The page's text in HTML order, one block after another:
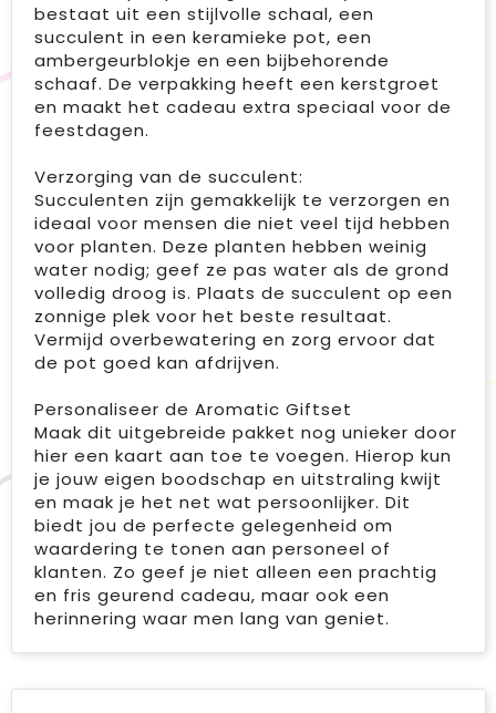
bestaat uit een stijlvolle schaal, een
succulent in een keramieke pot, een
ambergeurblokje en een bijbehorende
schaaf. De verpakking heeft een kerstgroet
en maakt het cadeau extra speciaal voor de
feestdagen.
Verzorging van de succulent:
Succulenten zijn gemakkelijk te verzorgen en
ideaal voor mensen die niet veel tijd hebben
voor planten. Deze planten hebben weinig
water nodig; geef ze pas water als de grond
volledig droog is. Plaats de succulent op een
zonnige plek voor het beste resultaat.
Vermijd overbewatering en zorg ervoor dat
de pot goed kan afdrijven.
Personaliseer de Aromatic Giftset
Maak dit uitgebreide pakket nog unieker door
hier een kaart aan toe te voegen. Hierop kun
je jouw eigen boodschap en uitstraling kwijt
en maak je het net wat persoonlijker. Dit
biedt jou de perfecte gelegenheid om
waardering te tonen aan personeel of
klanten. Zo geef je niet alleen een prachtig
en fris geurend cadeau, maar ook een
herinnering waar men lang van geniet.